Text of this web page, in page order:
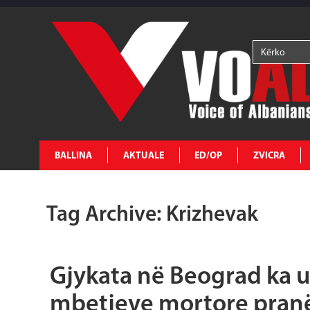
BALLINA AKTUALE ED/OP ZVICRA
Tag Archive: Krizhevak
Gjykata në Beograd ka